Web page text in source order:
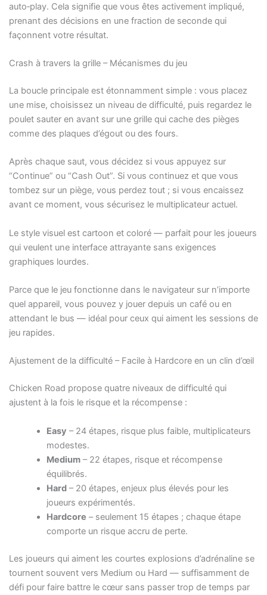
auto‑play. Cela signifie que vous êtes activement impliqué,
prenant des décisions en une fraction de seconde qui
façonnent votre résultat.
Crash à travers la grille – Mécanismes du jeu
La boucle principale est étonnamment simple : vous placez
une mise, choisissez un niveau de difficulté, puis regardez le
poulet sauter en avant sur une grille qui cache des pièges
comme des plaques d’égout ou des fours.
Après chaque saut, vous décidez si vous appuyez sur
“Continue” ou “Cash Out”. Si vous continuez et que vous
tombez sur un piège, vous perdez tout ; si vous encaissez
avant ce moment, vous sécurisez le multiplicateur actuel.
Le style visuel est cartoon et coloré — parfait pour les joueurs
qui veulent une interface attrayante sans exigences
graphiques lourdes.
Parce que le jeu fonctionne dans le navigateur sur n’importe
quel appareil, vous pouvez y jouer depuis un café ou en
attendant le bus — idéal pour ceux qui aiment les sessions de
jeu rapides.
Ajustement de la difficulté – Facile à Hardcore en un clin d’œil
Chicken Road propose quatre niveaux de difficulté qui
ajustent à la fois le risque et la récompense :
Easy – 24 étapes, risque plus faible, multiplicateurs
modestes.
Medium – 22 étapes, risque et récompense
équilibrés.
Hard – 20 étapes, enjeux plus élevés pour les
joueurs expérimentés.
Hardcore – seulement 15 étapes ; chaque étape
comporte un risque accru de perte.
Les joueurs qui aiment les courtes explosions d’adrénaline se
tournent souvent vers Medium ou Hard — suffisamment de
défi pour faire battre le cœur sans passer trop de temps par